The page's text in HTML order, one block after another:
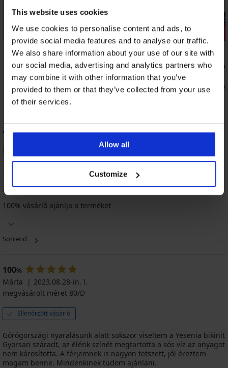
This website uses cookies
We use cookies to personalise content and ads, to
provide social media features and to analyse our traffic.
We also share information about your use of our site with
our social media, advertising and analytics partners who
may combine it with other information that you’ve
provided to them or that they’ve collected from your use
of their services.
Allow all
Customize
5
Kiárusítás
Kedvezmény -70%
2
Padma Flowers bikinifelső
21 890 Ft
5 260 Ft
GET20
-20% GET20
Flamingo
Yesenia bikinifelső TERMÉK
ÉRTÉKELÉSE
100
4 vásárló értékelte a terméket
100% vásárló ajánlja a terméket
Sorrend
100%
Márta
2023.08.28-in. l.
megvásárolt méret 80/D
Ellenőrzött vásárló
Görögországi nyaralásunk alatt sokszor viseltem a Yesenia bikinit
Gyorsan száradt, az élénk színét megtartotta a sós víz az anyagot
nem károsította. A férjemnek is nagyon tetszett, jól éreztem
magam benne. Mindenkinek tudom ajánlani.